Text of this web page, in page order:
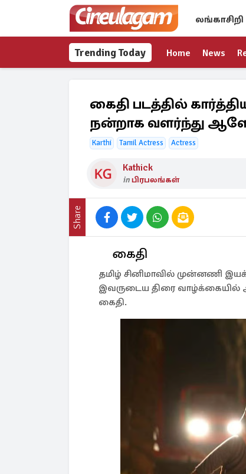
லங்காசிறி
Trending Today Home News
கைதி படத்தில்
நன்றாக வளர்ந்து ஆளே
Karthi Tamil Actress Actress
Kathick
inபிரபலங்கள்
Share
கைதி
தமிழ் சினிமாவில் முன்னணி
இவருடைய திரை வாழ்க்கையில்
கைதி.